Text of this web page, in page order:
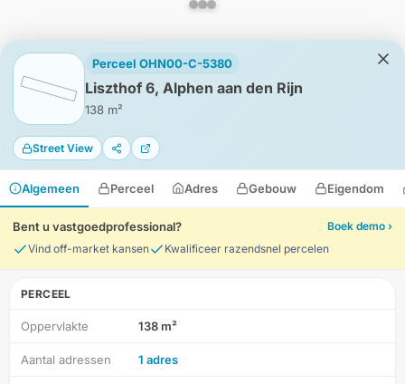
Perceel OHN00-C-5380
Liszthof 6, Alphen aan den Rijn
138 m²
Street View
Algemeen Perceel Adres Gebouw Eigendom
Bent u vastgoedprofessional?
Boek demo ›
Vind off-market kansen
Kwalificeer razendsnel percelen
PERCEEL
Oppervlakte 138 m²
Aantal adressen 1 adres